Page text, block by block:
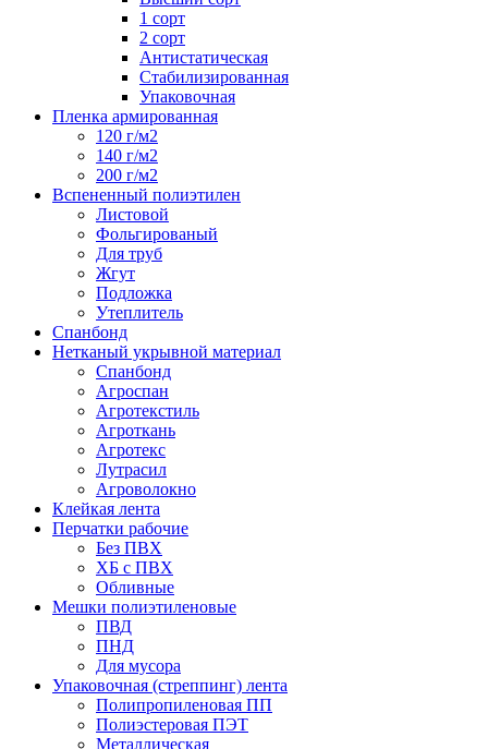
1 сорт
2 сорт
Антистатическая
Стабилизированная
Упаковочная
Пленка армированная
120 г/м2
140 г/м2
200 г/м2
Вспененный полиэтилен
Листовой
Фольгированый
Для труб
Жгут
Подложка
Утеплитель
Спанбонд
Нетканый укрывной материал
Спанбонд
Агроспан
Агротекстиль
Агроткань
Агротекс
Лутрасил
Агроволокно
Клейкая лента
Перчатки рабочие
Без ПВХ
ХБ с ПВХ
Обливные
Мешки полиэтиленовые
ПВД
ПНД
Для мусора
Упаковочная (стреппинг) лента
Полипропиленовая ПП
Полиэстеровая ПЭТ
Металлическая